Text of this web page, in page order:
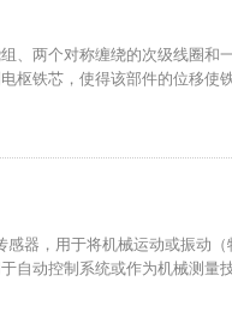
、两个对称缠绕的次级线圈和
枢铁芯，使得该部件的位移使
器，用于将机械运动或振动
自动控制系统或作为机械测量